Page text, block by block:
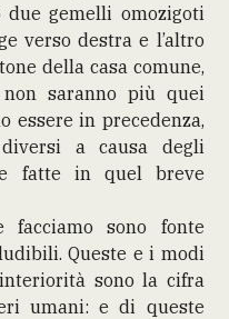
gemelli omozigoti
verso destra e l’altro
della casa comune,
saranno più quei
essere in precedenza,
a causa degli
fatte in quel breve
sono fonte
Queste e i modi
sono la cifra
umani: e di queste